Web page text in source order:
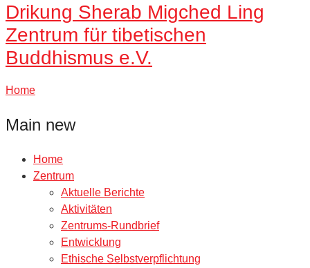
Drikung Sherab Migched Ling
Zentrum für tibetischen
Buddhismus e.V.
Home
Main new
Home
Zentrum
Aktuelle Berichte
Aktivitäten
Zentrums-Rundbrief
Entwicklung
Ethische Selbstverpflichtung